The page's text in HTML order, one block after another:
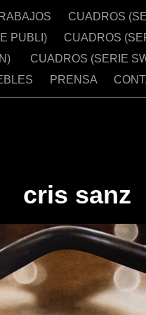
CUADROS
PUBLI)
CUADROS
CUADROS (SERIE
PRENSA
cris sanz